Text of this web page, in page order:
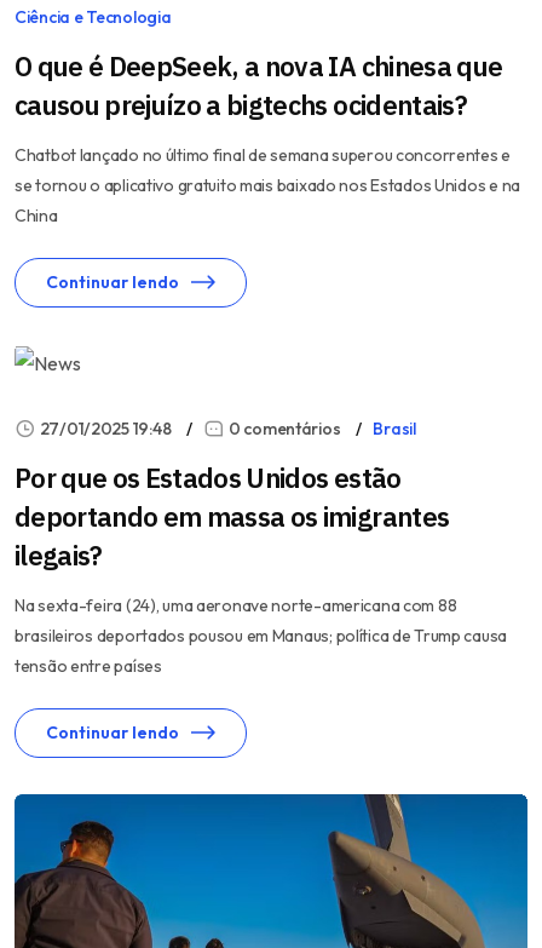
Ciência e Tecnologia
O que é DeepSeek, a nova IA chinesa que
causou prejuízo a bigtechs ocidentais?
Chatbot lançado no último final de semana superou concorrentes e
se tornou o aplicativo gratuito mais baixado nos Estados Unidos e na
China
Continuar lendo
27/01/2025 19:48 0 comentários Brasil
Por que os Estados Unidos estão
deportando em massa os imigrantes
ilegais?
Na sexta-feira (24), uma aeronave norte-americana com 88
brasileiros deportados pousou em Manaus; política de Trump causa
tensão entre países
Continuar lendo